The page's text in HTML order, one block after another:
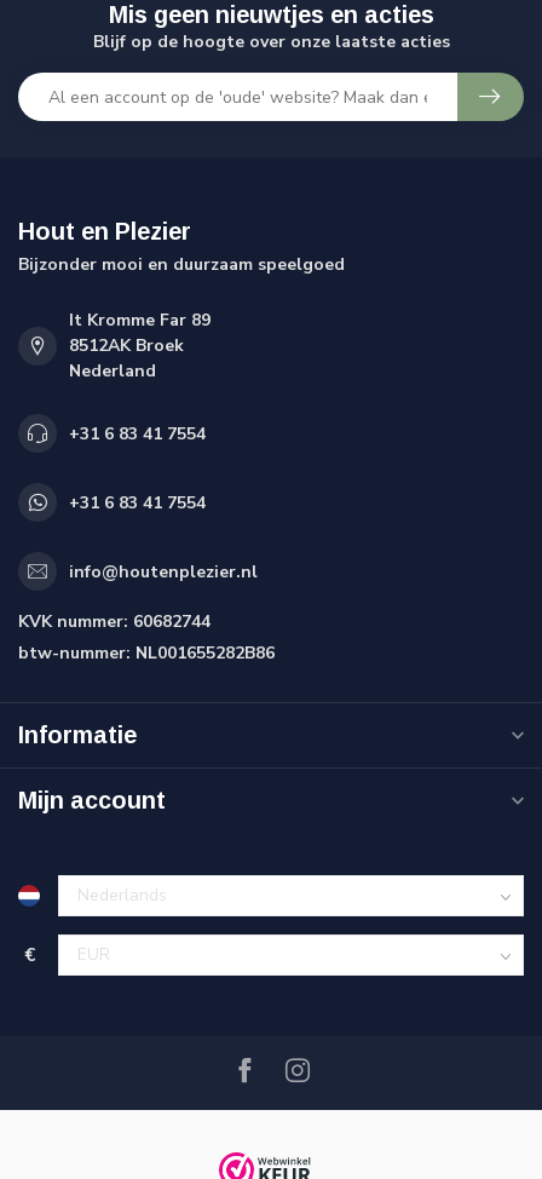
Mis geen nieuwtjes en acties
Blijf op de hoogte over onze laatste acties
Hout en Plezier
Bijzonder mooi en duurzaam speelgoed
It Kromme Far 89
8512AK Broek
Nederland
+31 6 83 41 7554
+31 6 83 41 7554
info@houtenplezier.nl
KVK nummer: 60682744
btw-nummer: NL001655282B86
Informatie
Mijn account
€